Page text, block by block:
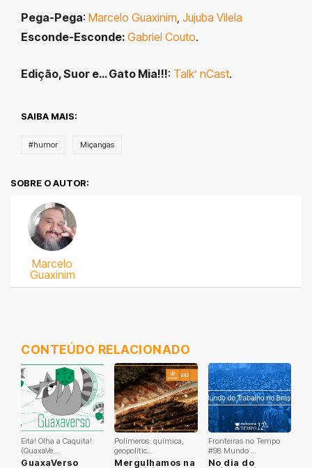
Pega-Pega: Marcelo Guaxinim Jujuba Vilela
Esconde-Esconde: Gabriel Couto.
Edição, Suor e… Gato Mia!!!: Talk’ nCast.
SAIBA MAIS:
#humor Miçangas
SOBRE O AUTOR:
Marcelo
Guaxinim
CONTEÚDO RELACIONADO
Eita! Olha a Caquita!
(GuaxaVe...
GuaxaVerso
Polímeros: química,
geopolític...
Mergulhamos na
Fronteiras no Tempo
#98 Mundo ...
No dia do